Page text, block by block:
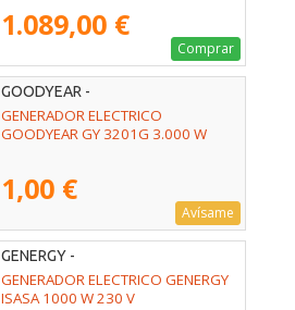
1.089,00 €
Comprar
GOODYEAR -
GENERADOR ELECTRICO
GOODYEAR GY 3201G 3.000 W
1,00 €
Avísame
GENERGY -
GENERADOR ELECTRICO GENERGY
ISASA 1000 W 230 V